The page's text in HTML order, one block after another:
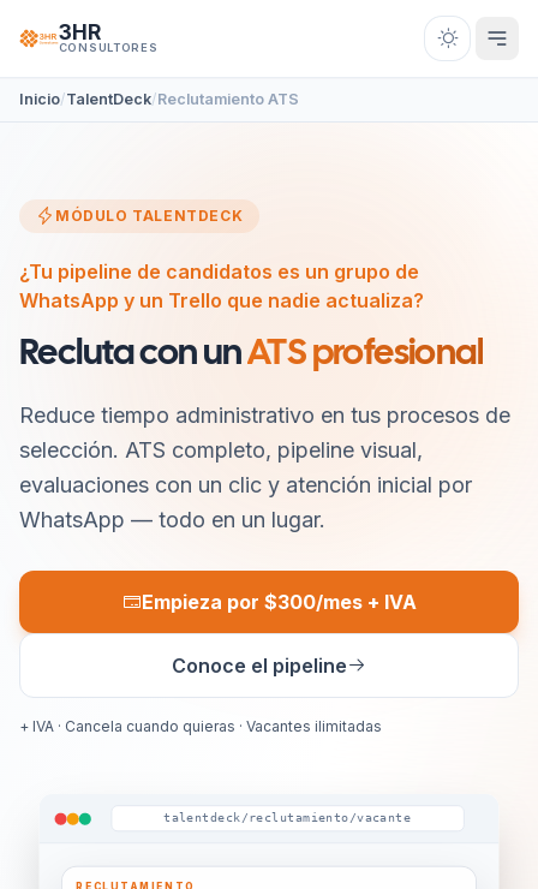
3HR
CONSULTORES
Inicio TalentDeck Reclutamiento ATS
MÓDULO TALENTDECK
¿Tu pipeline de candidatos es un grupo de
WhatsApp y un Trello que nadie actualiza?
Recluta con unATS profesional
Reduce tiempo administrativo en tus procesos de
selección. ATS completo, pipeline visual,
evaluaciones con un clic y atención inicial por
WhatsApp — todo en un lugar.
Empieza por $300/mes + IVA
Conoce el pipeline
+ IVA · Cancela cuando quieras · Vacantes ilimitadas
talentdeck/reclutamiento/vacante